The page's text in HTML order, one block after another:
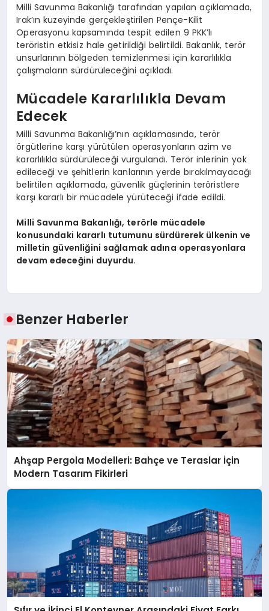
Milli Savunma Bakanlığı tarafından yapılan açıklamada,
Irak’ın kuzeyinde gerçekleştirilen Pençe-Kilit
Operasyonu kapsamında tespit edilen 9 PKK’lı
teröristin etkisiz hale getirildiği belirtildi. Bakanlık, terör
unsurlarının bölgeden temizlenmesi için kararlılıkla
çalışmaların sürdürüleceğini açıkladı.
Mücadele Kararlılıkla Devam
Edecek
Milli Savunma Bakanlığı’nın açıklamasında, terör
örgütlerine karşı yürütülen operasyonların azim ve
kararlılıkla sürdürüleceği vurgulandı. Terör inlerinin yok
edileceği ve şehitlerin kanlarının yerde bırakılmayacağı
belirtilen açıklamada, güvenlik güçlerinin teröristlere
karşı kararlı bir mücadele yürüteceği ifade edildi.
Milli Savunma Bakanlığı, terörle mücadele
konusundaki kararlı tutumunu sürdürerek ülkenin ve
milletin güvenliğini sağlamak adına operasyonlara
devam edeceğini duyurdu.
Benzer Haberler
Ahşap Pergola Modelleri: Bahçe ve Teraslar İçin
Modern Tasarım Fikirleri